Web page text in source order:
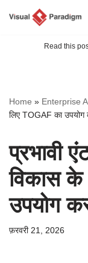
Read this
Home » Enterprise
लिए TOGAF का उपयोग
प्रभावी
विकास
उपयोग
फ़रवरी 21, 2026